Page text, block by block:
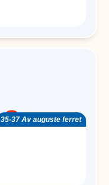
35-37 Av auguste ferret